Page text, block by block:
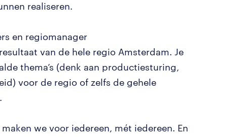
realiseren.
en regiomanager
van de hele regio Amsterdam. Je
thema’s (denk aan productiesturing,
voor de regio of zelfs de gehele
we voor iedereen, mét iedereen. En